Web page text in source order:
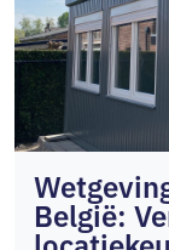
België: